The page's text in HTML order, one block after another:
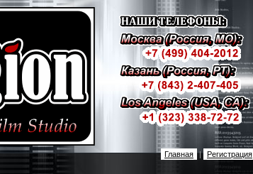
Главная | Регистрация